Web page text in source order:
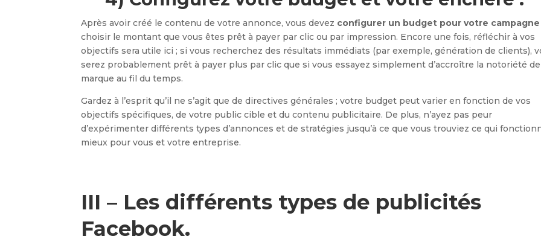
Après avoir créé le contenu de votre annonce, vous devez configurer un budget pour votre campagne
choisir le montant que vous êtes prêt à payer par clic ou par impression. Encore une fois, réfléchir à vos
objectifs sera utile ici ; si vous recherchez des résultats immédiats (par exemple, génération de clients),
serez probablement prêt à payer plus par clic que si vous essayez simplement d’accroître la notoriété
marque au fil du temps.
Gardez à l’esprit qu’il ne s’agit que de directives générales ; votre budget peut varier en fonction de vos
objectifs spécifiques, de votre public cible et du contenu publicitaire. De plus, n’ayez pas peur
d’expérimenter différents types d’annonces et de stratégies jusqu’à ce que vous trouviez ce qui
mieux pour vous et votre entreprise.
III – Les différents types de publicités
Facebook.